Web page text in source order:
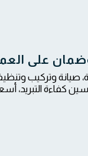
على
وتركيب
كفاءة التبريد،